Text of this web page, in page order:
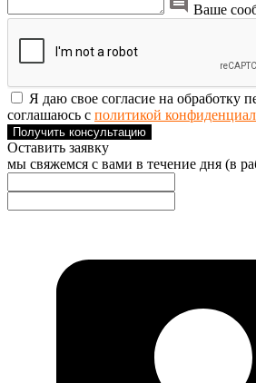
Ваше
Я даю свое согласие на обработку
соглашаюсь с политикой
Получить консультацию
Оставить заявку
мы свяжемся с вами в течение дня (в